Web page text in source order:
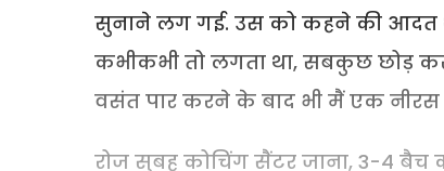
सुनाने लग गई. उस को कहने की आदत
कभीकभी तो लगता था, सबकुछ छोड़ कर
वसंत पार करने के बाद भी मैं एक नीरस
रोज सुबह कोचिंग सैंटर जाना, 3-4 बैच